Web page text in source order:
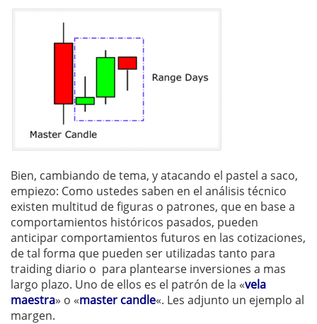
Bien, cambiando de tema, y atacando el pastel a saco,
empiezo: Como ustedes saben en el análisis técnico
existen multitud de figuras o patrones, que en base a
comportamientos históricos pasados, pueden
anticipar comportamientos futuros en las cotizaciones,
de tal forma que pueden ser utilizadas tanto para
traiding diario o para plantearse inversiones a mas
largo plazo. Uno de ellos es el patrón de la «vela
maestra» o «master candle«. Les adjunto un ejemplo al
margen.